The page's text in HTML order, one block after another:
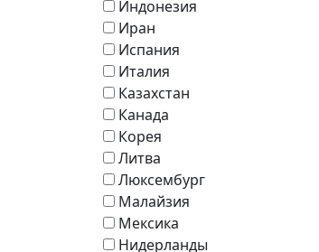
Индонезия
Иран
Испания
Италия
Казахстан
Канада
Корея
Литва
Люксембург
Малайзия
Мексика
Нидерланды